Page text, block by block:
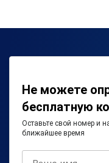
Не можете
бесплатную
Оставьте свой номер и
ближайшее время